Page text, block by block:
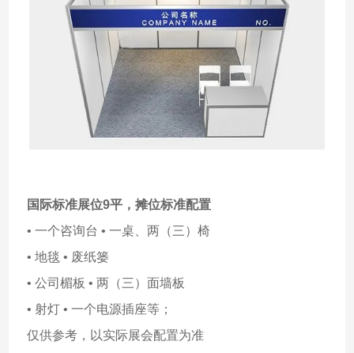
国际标准展位9平，摊位标准配置
• 一个咨询台 • 一桌、两（三）椅
• 地毯 • 废纸篓
• 公司楣板 • 两（三）面墙板
• 射灯 • 一个电源插座等；
仅供参考，以实际展会配置为准